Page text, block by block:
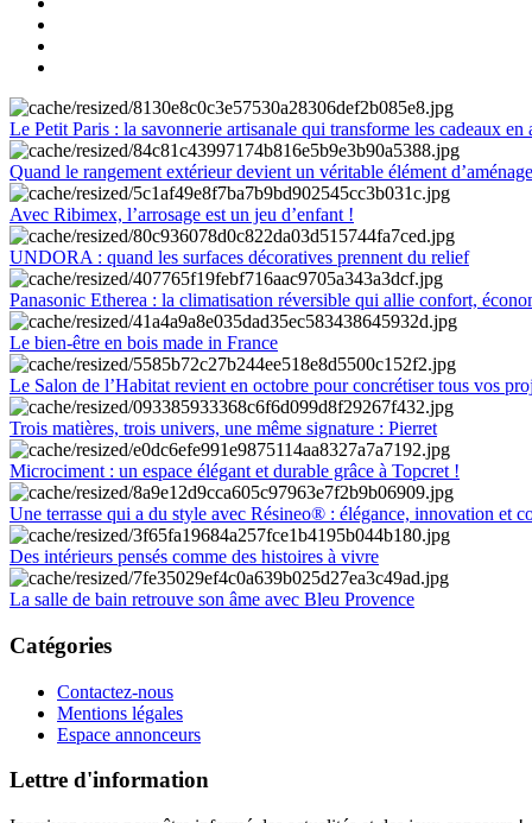
Le Petit Paris : la savonnerie artisanale qui transforme les cadeaux en
Quand le rangement extérieur devient un véritable élément
Avec Ribimex, l’arrosage est un jeu d’enfant !
UNDORA : quand les surfaces décoratives prennent du relief
Panasonic Etherea : la climatisation réversible qui allie confort,
Le bien-être en bois made in France
Le Salon de l’Habitat revient en octobre pour concrétiser tous vos
Trois matières, trois univers, une même signature : Pierret
Microciment : un espace élégant et durable grâce à Topcret !
Une terrasse qui a du style avec Résineo® : élégance, innovation et
Des intérieurs pensés comme des histoires à vivre
La salle de bain retrouve son âme avec Bleu Provence
Catégories
Contactez-nous
Mentions légales
Espace annonceurs
Lettre d'information